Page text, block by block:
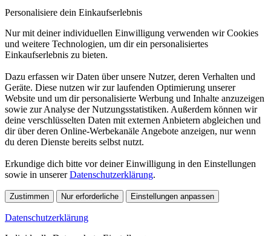
Personalisiere dein Einkaufserlebnis
Nur mit deiner individuellen Einwilligung verwenden wir Cookies
und weitere Technologien, um dir ein personalisiertes
Einkaufserlebnis zu bieten.
Dazu erfassen wir Daten über unsere Nutzer, deren Verhalten und
Geräte. Diese nutzen wir zur laufenden Optimierung unserer
Website und um dir personalisierte Werbung und Inhalte anzuzeigen
sowie zur Analyse der Nutzungsstatistiken. Außerdem können wir
deine verschlüsselten Daten mit externen Anbietern abgleichen und
dir über deren Online-Werbekanäle Angebote anzeigen, nur wenn
du deren Dienste bereits selbst nutzt.
Erkundige dich bitte vor deiner Einwilligung in den Einstellungen
sowie in unsererDatenschutzerklärung.
Zustimmen Nur erforderliche Einstellungen anpassen
Datenschutzerklärung